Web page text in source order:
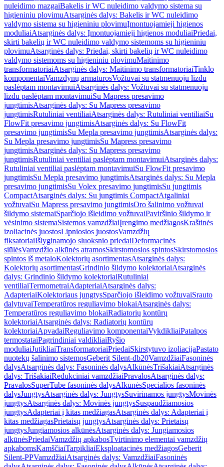
nuleidimo mazgaiBakelis ir WC nuleidimo valdymo sistema su
higieniniu plovimuAtsarginės dalys: Bakelis ir WC nuleidimo
valdymo sistema su higieniniu plovimuĮmontuojamieji higienos
moduliaiAtsarginės dalys: Įmontuojamieji higienos moduliaiPriedai,
skirti bakelių ir WC nuleidimo valdymo sistemoms su higieniniu
plovimuAtsarginės dalys: Priedai, skirti bakelių ir WC nuleidimo
valdymo sistemoms su higieniniu plovimuMaitinimo
transformatoriaiAtsarginės dalys: Maitinimo transformatoriaiTinklo
komponentaiVamzdynų armatūrosVožtuvai su statmenuoju lizdu
paslėptam montavimuiAtsarginės dalys: Vožtuvai su statmenuoju
lizdu paslėptam montavimuiSu Mapress presavimo
jungtimisAtsarginės dalys: Su Mapress presavimo
jungtimisRutuliniai ventiliaiAtsarginės dalys: Rutuliniai ventiliaiSu
FlowFit presavimo jungtimisAtsarginės dalys: Su FlowFit
presavimo jungtimisSu Mepla presavimo jungtimisAtsarginės dalys:
Su Mepla presavimo jungtimisSu Mapress presavimo
jungtimisAtsarginės dalys: Su Mapress presavimo
jungtimisRutuliniai ventiliai paslėptam montavimuiAtsarginės dalys:
Rutuliniai ventiliai paslėptam montavimuiSu FlowFit presavimo
jungtimisSu Mepla presavimo jungtimisAtsarginės dalys: Su Mepla
presavimo jungtimisSu Volex presavimo jungtimisSu jungtimis
CompactAtsarginės dalys: Su jungtimis CompactAtgaliniai
vožtuvaiSu Mapress presavimo jungtimisOro šalinimo vožtuvai
šildymo sistemaiSparčiojo išleidimo vožtuvaiPaviršinio šildymo ir
vėsinimo sistemaSistemos vamzdžiaiĮrengimo medžiagosKraštinės
izoliacinės juostosLipniosios juostosVamzdžių
fiksatoriaiIšlyginamojo sluoksnio priedaiDeformacinės
siūlėsVamzdžio alkūnės atramosSkirstomosios spintosSkirstomosios
spintos iš metaloKolektorių asortimentasAtsarginės dalys:
Kolektorių asortimentasGrindinio šildymo kolektoriaiAtsarginės
dalys: Grindinio šildymo kolektoriaiRutuliniai
ventiliaiTermometraiAdapteriaiAtsarginės dalys:
AdapteriaiKolektoriaus jungtysSparčiojo išleidimo vožtuvaiSrauto
dalytuvaiTemperatūros reguliavimo blokaiAtsarginės dalys:
Temperatūros reguliavimo blokaiRadiatorių kontūrų
kolektoriaiAtsarginės dalys: Radiatorių kontūrų
kolektoriaiApvadaiReguliavimo komponentaiVykdikliaiPatalpos
termostataiPagrindiniai valdikliaiRyšio
moduliaiJutikliaiTransformatoriaiPriedaiSkirstytuvo izoliacijaPastato
nuotekų šalinimo sistemosGeberit Silent-db20VamzdžiaiFasoninės
dalysAtsarginės dalys: Fasoninės dalysAlkūnėsTrišakiaiAtsarginės
dalys: TrišakiaiRedukciniai vamzdžiaiPravalosAtsarginės dalys:
PravalosSuperTube fasoninės dalysAlkūnėsSpecialios fasoninės
dalysJungtysAtsarginės dalys: JungtysSuvirinamos jungtysMovinės
jungtysAtsarginės dalys: Movinės jungtysSuspaudžiamosios
jungtysAdapteriai į kitas medžiagasAtsarginės dalys: Adapteriai į
kitas medžiagasPrietaisų jungtysAtsarginės dalys: Prietaisų
jungtysJungiamosios alkūnėsAtsarginės dalys: Jungiamosios
alkūnėsPriedaiVamzdžių apkabosTvirtinimo elementai vamzdžių
apkabomsKamščiaiTarpikliaiEksploatacinės medžiagosGeberit
Silent-PPVamzdžiaiAtsarginės dalys: VamzdžiaiFasoninės